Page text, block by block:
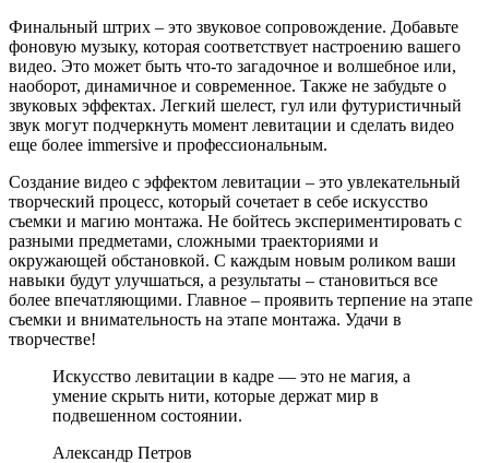
Финальный штрих – это звуковое сопровождение. Добавьте
фоновую музыку, которая соответствует настроению вашего
видео. Это может быть что-то загадочное и волшебное или,
наоборот, динамичное и современное. Также не забудьте о
звуковых эффектах. Легкий шелест, гул или футуристичный
звук могут подчеркнуть момент левитации и сделать видео
еще более immersive и профессиональным.
Создание видео с эффектом левитации – это увлекательный
творческий процесс, который сочетает в себе искусство
съемки и магию монтажа. Не бойтесь экспериментировать с
разными предметами, сложными траекториями и
окружающей обстановкой. С каждым новым роликом ваши
навыки будут улучшаться, а результаты – становиться все
более впечатляющими. Главное – проявить терпение на этапе
съемки и внимательность на этапе монтажа. Удачи в
творчестве!
Искусство левитации в кадре — это не магия, а
умение скрыть нити, которые держат мир в
подвешенном состоянии.
Александр Петров